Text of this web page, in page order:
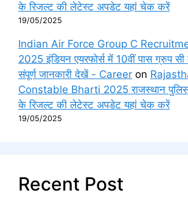
के रिजल्ट की लेटेस्ट अपडेट यहां चेक करें
19/05/2025
Indian Air Force Group C
2025 इंडियन एयरफोर्स में 10वीं पास ग्रुप सी
संपूर्ण जानकारी देखें - Career on
Constable Bharti 2025 राजस्थान पुलिस
के रिजल्ट की लेटेस्ट अपडेट यहां चेक करें
19/05/2025
Recent Post